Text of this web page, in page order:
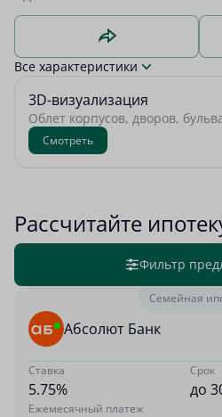
Все характеристики
3D-визуализация
Облет корпусов, дворов,
Смотреть
Рассчитайте
Фильтр
Семейная
Абсолют Банк
Ставка
5.75%
Срок
до
Ежемесячный платеж